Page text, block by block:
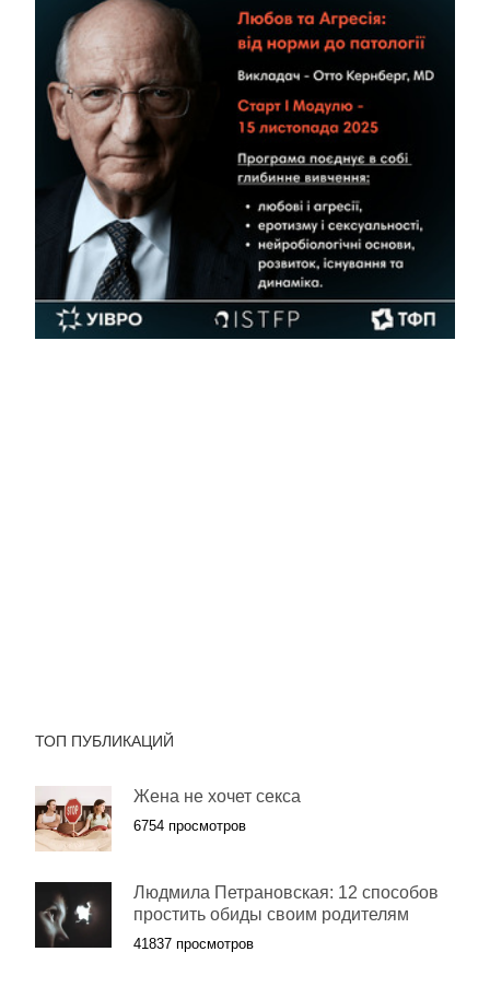
ТОП ПУБЛИКАЦИЙ
Жена не хочет секса
6754 просмотров
Людмила Петрановская: 12 способов
простить обиды своим родителям
41837 просмотров